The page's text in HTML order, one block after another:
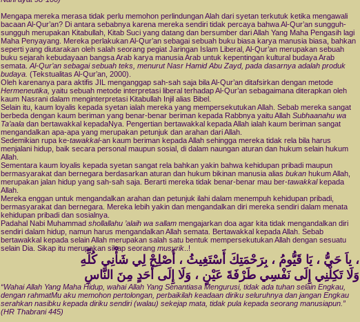
Mengapa mereka merasa tidak perlu memohon perlindungan Alah dari syetan terkutuk ketika mengawali
bacaan Al-Qur’an? Di antara sebabnya karena mereka sendiri tidak percaya bahwa Al-Qur’an sungguh-
sungguh merupakan Kitabullah, Kitab Suci yang datang dan bersumber dari Allah Yang Maha Pengasih lagi
Maha Penyayang. Mereka perlakukan Al-Qur’an sebagai sebuah buku biasa karya manusia biasa, bahkan
seperti yang diutarakan oleh salah seorang pegiat Jaringan Islam Liberal, Al-Qur’an merupakan sebuah
buku sejarah kebudayaan bangsa Arab karya manusia Arab untuk kepentingan kultural budaya Arab
semata. Al-Qur’an sebagai sebuah teks, menurut Nasr Hamid Abu Zayd, pada dasarnya adalah produk
budaya. (Tekstualitas Al-Qur’an, 2000).
Oleh karenanya para aktifis JIL menganggap sah-sah saja bila Al-Qur’an ditafsirkan dengan metode
Hermeneutika, yaitu sebuah metode interpretasi liberal terhadap Al-Qur’an sebagaimana diterapkan oleh
kaum Nasrani dalam menginterpretasi Kitabullah Injil alias Bibel.
Selain itu, kaum loyalis kepada syetan ialah mereka yang mempersekutukan Allah. Sebab mereka sangat
berbeda dengan kaum beriman yang benar-benar beriman kepada Rabbnya yaitu Allah Subhaanahu wa
Ta’aala dan bertawakkal kepadaNya. Pengertian bertawakkal kepada Allah ialah kaum beriman sangat
mengandalkan apa-apa yang merupakan petunjuk dan arahan dari Allah.
Sedemikian rupa ke-tawakkal-an kaum beriman kepada Allah sehingga mereka tidak rela bila harus
menjalani hidup, baik secara personal maupun sosial, di dalam naungan aturan dan hukum selain hukum
Allah.
Sementara kaum loyalis kepada syetan sangat rela bahkan yakin bahwa kehidupan pribadi maupun
bermasyarakat dan bernegara berdasarkan aturan dan hukum bikinan manusia alias bukan hukum Allah,
merupakan jalan hidup yang sah-sah saja. Berarti mereka tidak benar-benar mau ber-tawakkalkepada
Allah.
Mereka enggan untuk mengandalkan arahan dan petunjuk ilahi dalam menempuh kehidupan pribadi,
bermasyarakat dan bernegara. Mereka lebih yakin dan mengandalkan diri mereka sendiri dalam menata
kehidupan pribadi dan sosialnya.
Padahal Nabi Muhammad shollallahu ’alaih wa sallam mengajarkan doa agar kita tidak mengandalkan diri
sendiri dalam hidup, namun harus mengandalkan Allah semata. Bertawakkal kepada Allah. Sebab
bertawakkal kepada selain Allah merupakan salah satu bentuk mempersekutukan Allah dengan sesuatu
selain Dia. Sikap itu merupakan sikap seorang musyrik ..!
ي اَ حَيُّ ، يَا قَيُّومُ ، بِرَحْمَتِكَ أَسْتَغِيثُ ، أَصْلِحْ لِي شَأْنِي كُلِّهِ ،
وَلَا تَكِلْنِي إِلَى نَفْسِي طَرْفَةَ عَيْنٍ ، وَلَا إِلَى أَحَدٍ مِنَ النَّاسِ
“Wahai Allah Yang Maha Hidup, wahai Allah Yang Senantiasa Mengurusi, tidak ada tuhan selain Engkau,
dengan rahmatMu aku memohon pertolongan, perbaikilah keadaan diriku seluruhnya dan jangan Engkau
serahkan nasibku kepada diriku sendiri (walau) sekejap mata, tidak pula kepada seorang manusiapun.”
(HR Thabrani 445)